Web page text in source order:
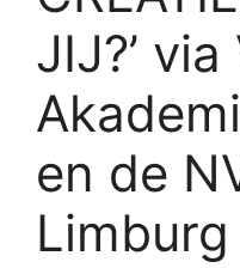
JIJ?’
en de
Limburg